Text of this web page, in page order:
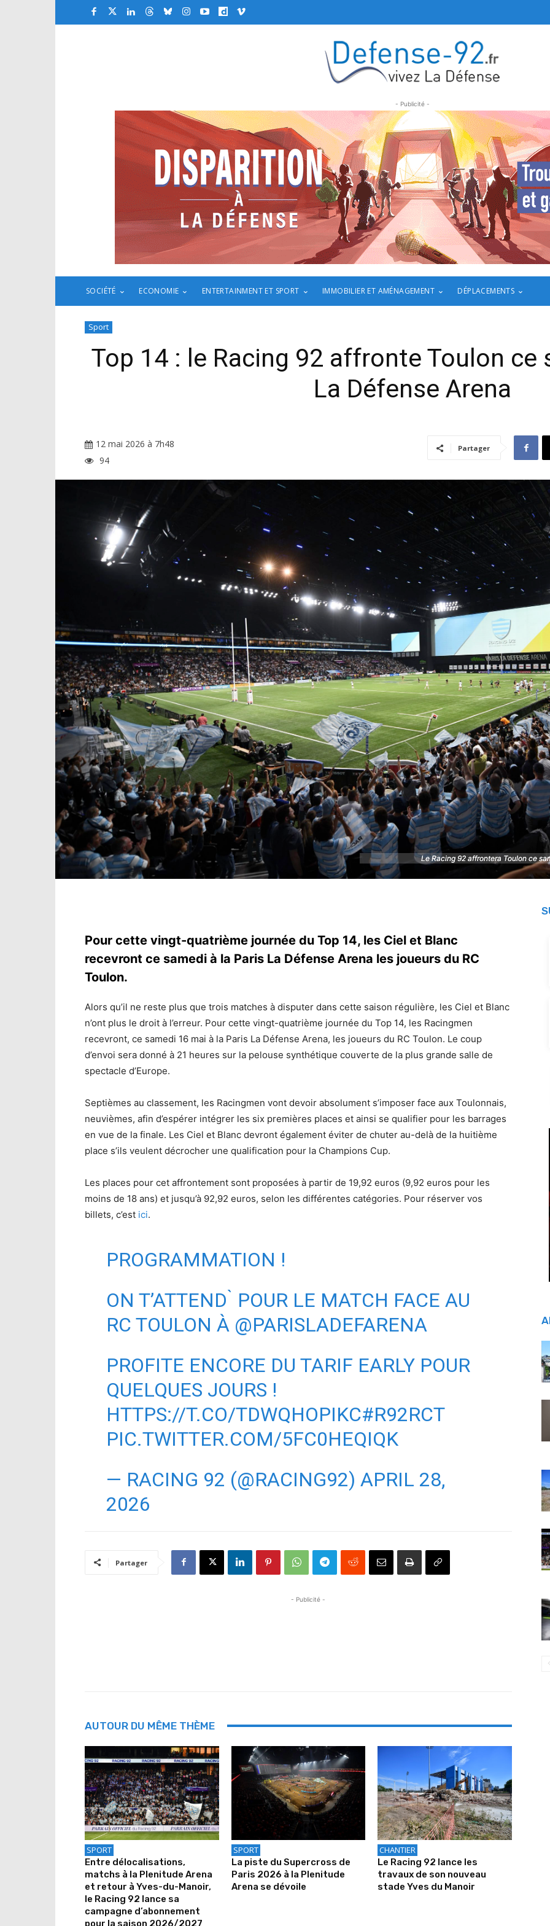
- Publicité -
SOCIÉTÉ ECONOMIE ENTERTAINMENT ET SPORT IMMOBILIER ET AMÉNAGEMENT DÉPLACEMENTS
Sport
Top 14 : le Racing 92 affronte Toulon ce
La Défense Arena
12 mai 2026 à 7h48
94
Partager
Le Racing 92 affrontera Toulon ce
Le Racing 92 affrontera Toulon ce
Pour cette vingt-quatrième journée du Top 14, les Ciel et Blanc
recevront ce samedi à la Paris La Défense Arena les joueurs du RC
Toulon.
Alors qu’il ne reste plus que trois matches à disputer dans cette saison régulière, les Ciel et Blanc
n’ont plus le droit à l’erreur. Pour cette vingt-quatrième journée du Top 14, les Racingmen
recevront, ce samedi 16 mai à la Paris La Défense Arena, les joueurs du RC Toulon. Le coup
d’envoi sera donné à 21 heures sur la pelouse synthétique couverte de la plus grande salle de
spectacle d’Europe.
Septièmes au classement, les Racingmen vont devoir absolument s’imposer face aux Toulonnais,
neuvièmes, afin d’espérer intégrer les six premières places et ainsi se qualifier pour les barrages
en vue de la finale. Les Ciel et Blanc devront également éviter de chuter au-delà de la huitième
place s’ils veulent décrocher une qualification pour la Champions Cup.
Les places pour cet affrontement sont proposées à partir de 19,92 euros (9,92 euros pour les
moins de 18 ans) et jusqu’à 92,92 euros, selon les différentes catégories. Pour réserver vos
billets, c’est ici.
PROGRAMMATION !
ON T’ATTEND ̀ POUR LE MATCH FACE AU
RC TOULON À @PARISLADEFARENA
PROFITE ENCORE DU TARIF EARLY POUR
QUELQUES JOURS !️
HTTPS://T.CO/TDWQHOPIKC#R92RCT
PIC.TWITTER.COM/5FC0HEQIQK
— RACING 92 (@RACING92) APRIL 28,
2026
Partager
- Publicité -
AUTOUR DU MÊME THÈME
SPORT
Entre délocalisations,
matchs à la Plenitude Arena
et retour à Yves-du-Manoir,
le Racing 92 lance sa
campagne d’abonnement
pour la saison 2026/2027
SPORT
La piste du Supercross de
Paris 2026 à la Plenitude
Arena se dévoile
CHANTIER
Le Racing 92 lance les
travaux de son nouveau
stade Yves du Manoir